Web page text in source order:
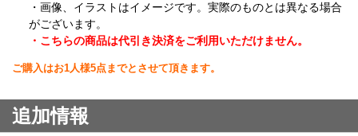
・画像、イラストはイメージです。実際のものとは異なる場合
がございます。
・こちらの商品は代引き決済をご利用いただけません。
ご購入はお1人様5点までとさせて頂きます。
追加情報